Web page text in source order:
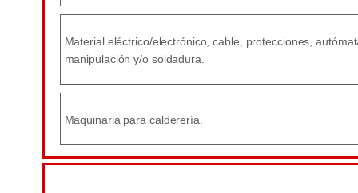
Material eléctrico/electrónico, cable, protecciones,
manipulación y/o soldadura.
Maquinaria para calderería.